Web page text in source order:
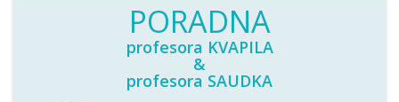
PORADNA
profesora KVAPILA
&
profesora SAUDKA